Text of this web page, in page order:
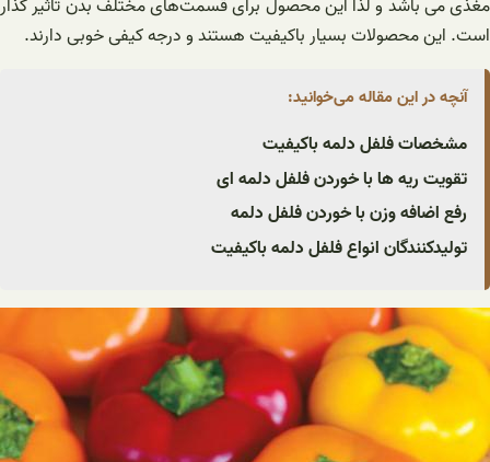
مغذی می باشد و لذا این محصول برای قسمت‌های مختلف بدن تاثیر گذار
است. این محصولات بسیار باکیفیت هستند و درجه کیفی خوبی دارند.
آنچه در این مقاله می‌خوانید:
مشخصات فلفل دلمه باکیفیت
تقویت ریه ها با خوردن فلفل دلمه ای
رفع اضافه وزن با خوردن فلفل دلمه
تولیدکنندگان انواع فلفل دلمه باکیفیت